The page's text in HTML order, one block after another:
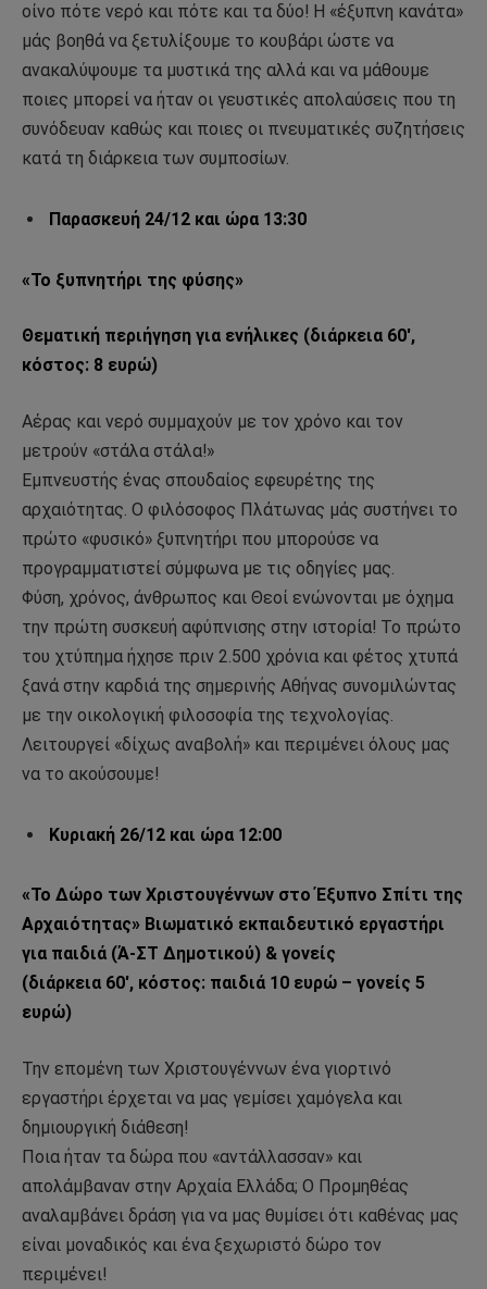
οίνο πότε νερό και πότε και τα δύο! Η «έξυπνη κανάτα»
μάς βοηθά να ξετυλίξουμε το κουβάρι ώστε να
ανακαλύψουμε τα μυστικά της αλλά και να μάθουμε
ποιες μπορεί να ήταν οι γευστικές απολαύσεις που τη
συνόδευαν καθώς και ποιες οι πνευματικές συζητήσεις
κατά τη διάρκεια των συμποσίων.
Παρασκευή 24/12 και ώρα 13:30
«Το ξυπνητήρι της φύσης»
Θεματική περιήγηση για ενήλικες (διάρκεια 60′,
κόστος: 8 ευρώ)
Αέρας και νερό συμμαχούν με τον χρόνο και τον
μετρούν «στάλα στάλα!»
Εμπνευστής ένας σπουδαίος εφευρέτης της
αρχαιότητας. Ο φιλόσοφος Πλάτωνας μάς συστήνει το
πρώτο «φυσικό» ξυπνητήρι που μπορούσε να
προγραμματιστεί σύμφωνα με τις οδηγίες μας.
Φύση, χρόνος, άνθρωπος και Θεοί ενώνονται με όχημα
την πρώτη συσκευή αφύπνισης στην ιστορία! Το πρώτο
του χτύπημα ήχησε πριν 2.500 χρόνια και φέτος χτυπά
ξανά στην καρδιά της σημερινής Αθήνας συνομιλώντας
με την οικολογική φιλοσοφία της τεχνολογίας.
Λειτουργεί «δίχως αναβολή» και περιμένει όλους μας
να το ακούσουμε!
Κυριακή 26/12 και ώρα 12:00
«Το Δώρο των Χριστουγέννων στο Έξυπνο Σπίτι της
Αρχαιότητας» Βιωματικό εκπαιδευτικό εργαστήρι
για παιδιά (Ά-ΣΤ Δημοτικού) & γονείς
(διάρκεια 60′, κόστος: παιδιά 10 ευρώ – γονείς 5
ευρώ)
Την επομένη των Χριστουγέννων ένα γιορτινό
εργαστήρι έρχεται να μας γεμίσει χαμόγελα και
δημιουργική διάθεση!
Ποια ήταν τα δώρα που «αντάλλασσαν» και
απολάμβαναν στην Αρχαία Ελλάδα; Ο Προμηθέας
αναλαμβάνει δράση για να μας θυμίσει ότι καθένας μας
είναι μοναδικός και ένα ξεχωριστό δώρο τον
περιμένει!